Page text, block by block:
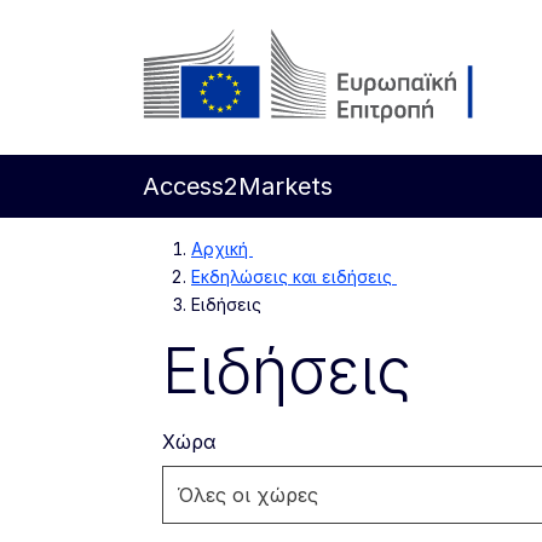
Απευθείας μετάβαση στο κύριο περιεχόμενο
Access2Markets
Αρχική
Εκδηλώσεις και ειδήσεις
Ειδήσεις
Ειδήσεις
Χώρα